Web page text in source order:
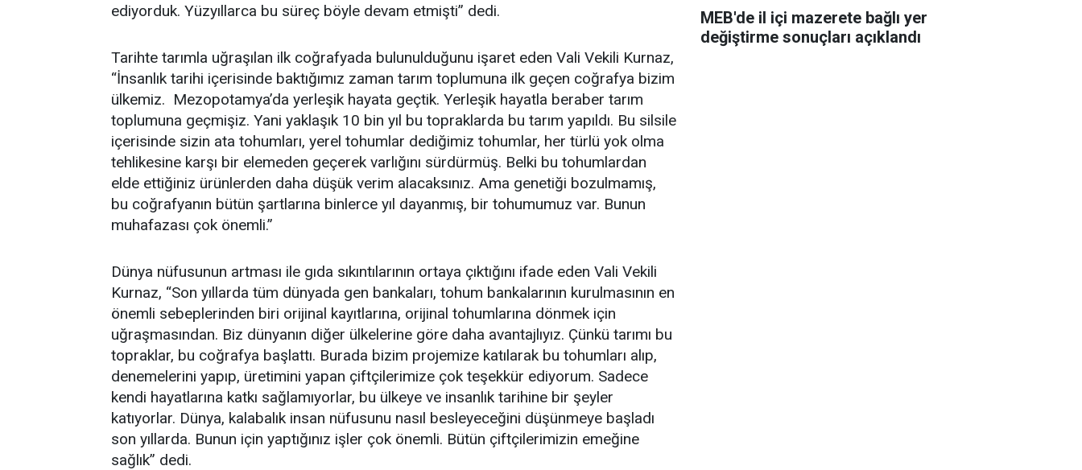
ediyorduk. Yüzyıllarca bu süreç böyle devam etmişti” dedi.
Tarihte tarımla uğraşılan ilk coğrafyada bulunulduğunu işaret eden Vali Vekili Kurnaz,
“İnsanlık tarihi içerisinde baktığımız zaman tarım toplumuna ilk geçen coğrafya bizim
ülkemiz. Mezopotamya’da yerleşik hayata geçtik. Yerleşik hayatla beraber tarım
toplumuna geçmişiz. Yani yaklaşık 10 bin yıl bu topraklarda bu tarım yapıldı. Bu silsile
içerisinde sizin ata tohumları, yerel tohumlar dediğimiz tohumlar, her türlü yok olma
tehlikesine karşı bir elemeden geçerek varlığını sürdürmüş. Belki bu tohumlardan
elde ettiğiniz ürünlerden daha düşük verim alacaksınız. Ama genetiği bozulmamış,
bu coğrafyanın bütün şartlarına binlerce yıl dayanmış, bir tohumumuz var. Bunun
muhafazası çok önemli.”
Dünya nüfusunun artması ile gıda sıkıntılarının ortaya çıktığını ifade eden Vali Vekili
Kurnaz, “Son yıllarda tüm dünyada gen bankaları, tohum bankalarının kurulmasının en
önemli sebeplerinden biri orijinal kayıtlarına, orijinal tohumlarına dönmek için
uğraşmasından. Biz dünyanın diğer ülkelerine göre daha avantajlıyız. Çünkü tarımı bu
topraklar, bu coğrafya başlattı. Burada bizim projemize katılarak bu tohumları alıp,
denemelerini yapıp, üretimini yapan çiftçilerimize çok teşekkür ediyorum. Sadece
kendi hayatlarına katkı sağlamıyorlar, bu ülkeye ve insanlık tarihine bir şeyler
katıyorlar. Dünya, kalabalık insan nüfusunu nasıl besleyeceğini düşünmeye başladı
son yıllarda. Bunun için yaptığınız işler çok önemli. Bütün çiftçilerimizin emeğine
sağlık” dedi.
MEB'de il içi mazerete bağlı yer
değiştirme sonuçları açıklandı